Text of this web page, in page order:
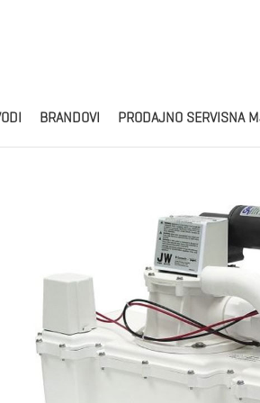
BRANDOVI PRODAJNO SERVISNA